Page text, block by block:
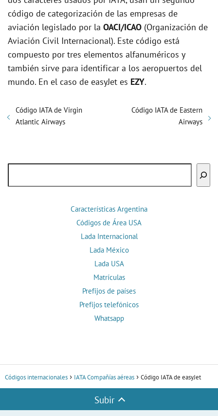
código de categorización de las empresas de
aviación legislado por la OACI/ICAO (Organización de
Aviación Civil Internacional). Este código está
compuesto por tres elementos alfanuméricos y
también sirve para identificar a los aeropuertos del
mundo. En el caso de easyJet es EZY.
Código IATA de Virgin
Atlantic Airways
Código IATA de Eastern
Airways
Características Argentina
Códigos de Área USA
Lada Internacional
Lada México
Lada USA
Matrículas
Prefijos de países
Prefijos telefónicos
Whatsapp
Códigos internacionales IATA Compañías aéreas Código IATA de easyJet
Subir